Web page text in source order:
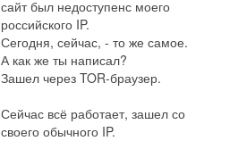
сайт был недоступенс моего
российского IP.
Сегодня, сейчас, - то же самое.
А как же ты написал?
Зашел через TOR-браузер.
Сейчас всё работает, зашел со
своего обычного IP.